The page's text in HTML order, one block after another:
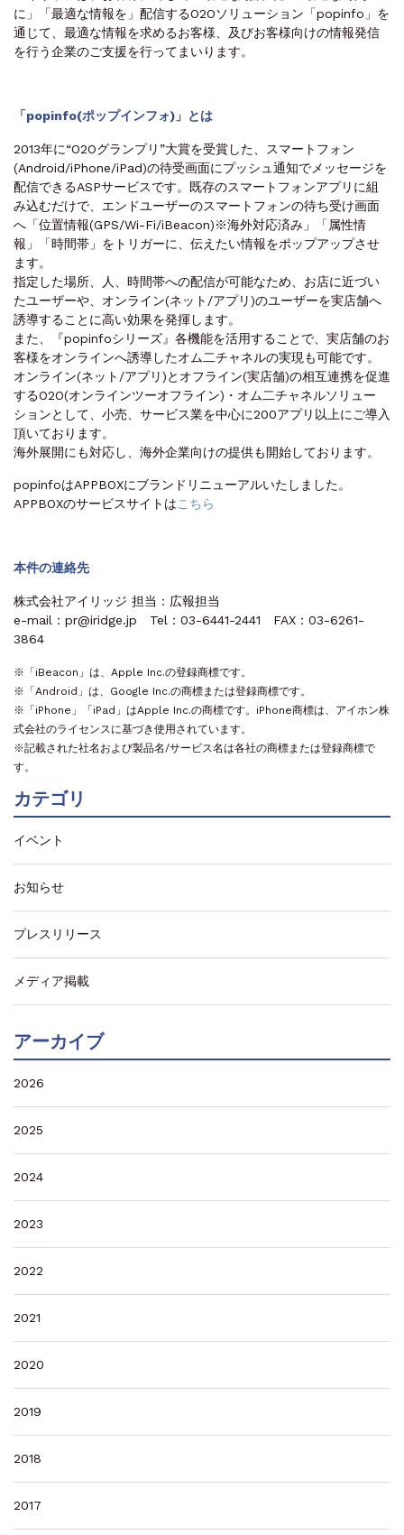
に」「最適な情報を」配信するO2Oソリューション「popinfo」を
通じて、最適な情報を求めるお客様、及びお客様向けの情報発信
を行う企業のご支援を行ってまいります。
「popinfo(ポップインフォ)」とは
2013年に“O2Oグランプリ”大賞を受賞した、スマートフォン
(Android/iPhone/iPad)の待受画面にプッシュ通知でメッセージを
配信できるASPサービスです。既存のスマートフォンアプリに組
み込むだけで、エンドユーザーのスマートフォンの待ち受け画面
へ「位置情報(GPS/Wi-Fi/iBeacon)※海外対応済み 」「属性情
報」「時間帯」をトリガーに、伝えたい情報をポップアップさせ
ます。
指定した場所、人、時間帯への配信が可能なため、お店に近づい
たユーザーや、オンライン(ネット/アプリ)のユーザーを実店舗へ
誘導することに高い効果を発揮します。
また、『popinfoシリーズ』各機能を活用することで、実店舗のお
客様をオンラインへ誘導したオム二チャネルの実現も可能です。
オンライン(ネット/アプリ)とオフライン(実店舗)の相互連携を促進
するO2O(オンラインツーオフライン)・オム二チャネルソリュー
ションとして、小売、サービス業を中心に200アプリ以上にご導入
頂いております。
海外展開にも対応し、海外企業向けの提供も開始しております。
popinfoはAPPBOXにブランドリニューアルいたしました。
APPBOXのサービスサイトはこちら
本件の連絡先
株式会社アイリッジ 担当：広報担当
e-mail：pr@iridge.jp Tel：03-6441-2441 FAX：03-6261-
3864
※「iBeacon」は、Apple Inc.の登録商標です。
※「Android」は、Google Inc.の商標または登録商標です。
※「iPhone」「iPad」はApple Inc.の商標です。iPhone商標は、アイホン株
式会社のライセンスに基づき使用されています。
※記載された社名および製品名/サービス名は各社の商標または登録商標で
す。
カテゴリ
イベント
お知らせ
プレスリリース
メディア掲載
アーカイブ
2026
2025
2024
2023
2022
2021
2020
2019
2018
2017